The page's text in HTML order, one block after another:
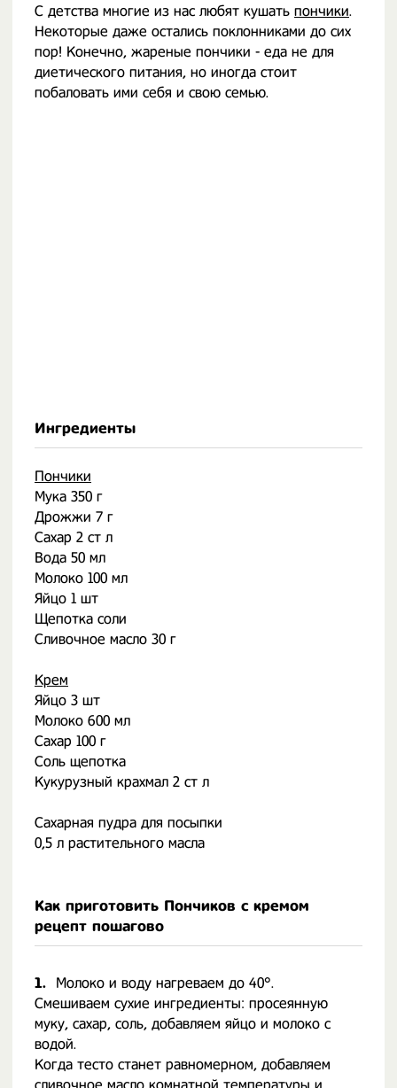
С детства многие из нас любят кушать пончики.
Некоторые даже остались поклонниками до сих
пор! Конечно, жареные пончики - еда не для
диетического питания, но иногда стоит
побаловать ими себя и свою семью.
Ингредиенты
Пончики
Мука 350 г
Дрожжи 7 г
Сахар 2 ст л
Вода 50 мл
Молоко 100 мл
Яйцо 1 шт
Щепотка соли
Сливочное масло 30 г
Крем
Яйцо 3 шт
Молоко 600 мл
Сахар 100 г
Соль щепотка
Кукурузный крахмал 2 ст л
Сахарная пудра для посыпки
0,5 л растительного масла
Как приготовить Пончиков с кремом
рецепт пошагово
1.
Молоко и воду нагреваем до 40°.
Смешиваем сухие ингредиенты: просеянную
муку, сахар, соль, добавляем яйцо и молоко с
водой.
Когда тесто станет равномерном, добавляем